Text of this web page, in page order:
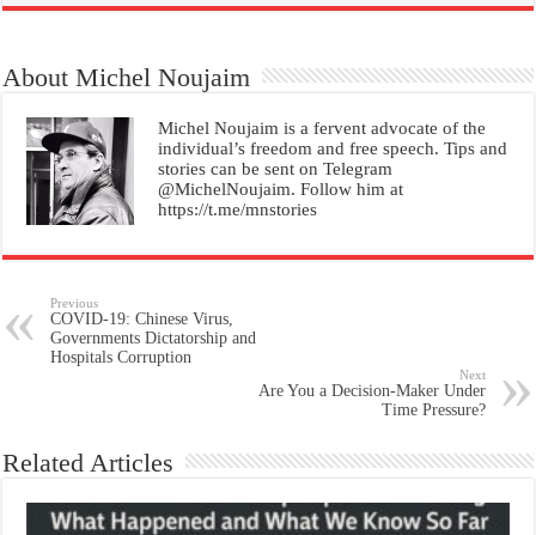
About Michel Noujaim
Michel Noujaim is a fervent advocate of the
individual’s freedom and free speech. Tips and
stories can be sent on Telegram
@MichelNoujaim. Follow him at
https://t.me/mnstories
Previous
COVID-19: Chinese Virus,
Governments Dictatorship and
Hospitals Corruption
Next
Are You a Decision-Maker Under
Time Pressure?
Related Articles